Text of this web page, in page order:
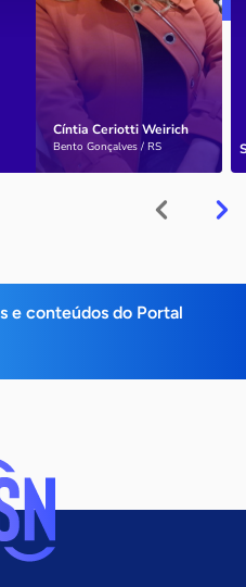
Cíntia Ceriotti Weirich
Bento Gonçalves / RS
e conteúdos do Portal